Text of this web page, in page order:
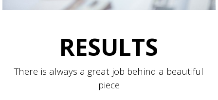
RESULTS
There is always a great job behind a beautiful
piece